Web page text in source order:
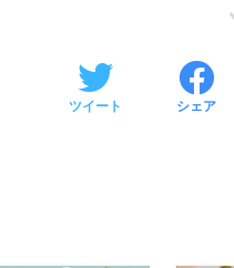
ツイート シェア